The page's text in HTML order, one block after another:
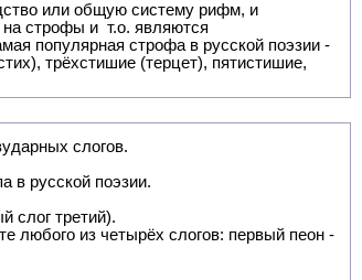
трёхстишие (терцет), пятистишие,
слогов.
в русской поэзии.
слог третий).
любого из четырёх слогов: первый пеон -